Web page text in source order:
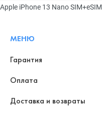
Apple iPhone 13 Nano SIM+eSIM
МЕНЮ
Гарантия
Оплата
Доставка и возвраты